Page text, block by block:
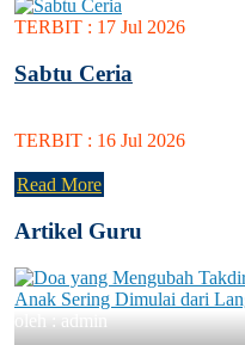
TERBIT : 17 Jul 2026
Sabtu Ceria
TERBIT : 16 Jul 2026
Read More
Artikel Guru
oleh : admin